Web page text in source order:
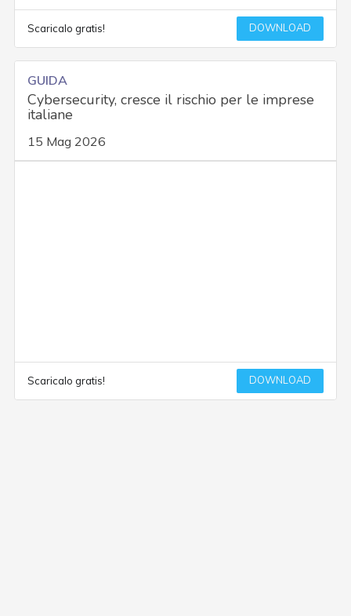
Scaricalo gratis! DOWNLOAD
GUIDA
Cybersecurity, cresce il rischio per le imprese
italiane
15 Mag 2026
Scaricalo gratis! DOWNLOAD